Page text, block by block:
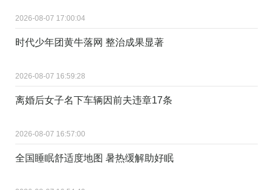
2026-08-07 17:00:04
时代少年团黄牛落网 整治成果显著
2026-08-07 16:59:28
离婚后女子名下车辆因前夫违章17条
2026-08-07 16:57:00
全国睡眠舒适度地图 暑热缓解助好眠